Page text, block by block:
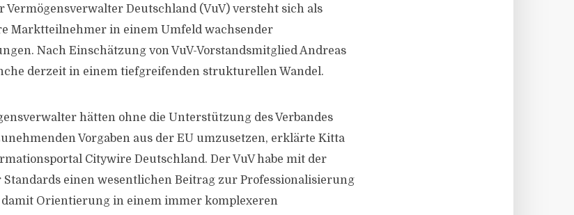
Vermögensverwalter Deutschland (VuV) versteht sich als
Marktteilnehmer in einem Umfeld wachsender
Nach Einschätzung von VuV-Vorstandsmitglied Andreas
derzeit in einem tiefgreifenden strukturellen Wandel.
hätten ohne die Unterstützung des Verbandes
Vorgaben aus der EU umzusetzen, erklärte Kitta
Citywire Deutschland. Der VuV habe mit der
einen wesentlichen Beitrag zur Professionalisierung
Orientierung in einem immer komplexeren